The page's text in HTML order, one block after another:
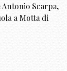
Scarpa,
a Motta di